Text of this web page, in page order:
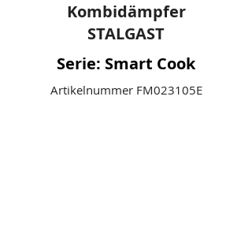
Kombidämpfer
STALGAST
Artikelnummer FM023105E
Serie: Smart Cook